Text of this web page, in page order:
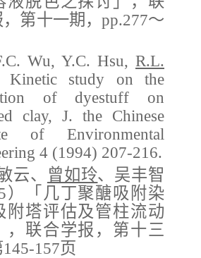
第十一期， pp.277～
Y.C. Hsu, R.L.
Kinetic study on the
of dyestuff on
clay, J. the Chinese
of Environmental
4 (1994) 207-216.
云、 曾如玲、吴丰智
）「几丁聚醣吸附染
附塔评估及管柱流动
，联合学报，第十三
145-157页